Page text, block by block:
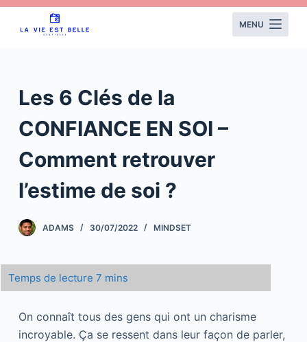
o
c
n
e
MENU
Les 6 Clés de la
CONFIANCE EN SOI –
Comment retrouver
l’estime de soi ?
ADAMS 30/07/2022 MINDSET
On connaît tous des gens qui ont un charisme
incroyable. Ça se ressent dans leur façon de parler,